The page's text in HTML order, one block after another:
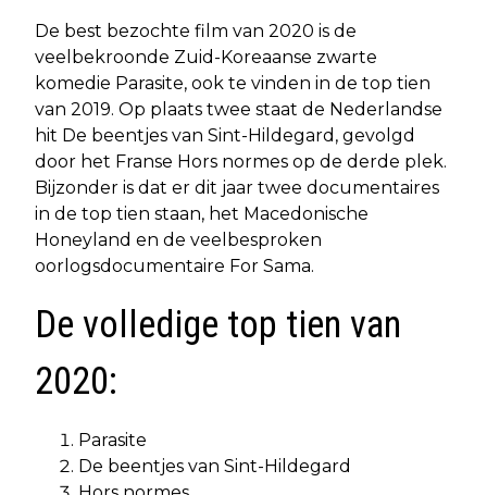
De best bezochte film van 2020 is de
veelbekroonde Zuid-Koreaanse zwarte
komedie Parasite, ook te vinden in de top tien
van 2019. Op plaats twee staat de Nederlandse
hit De beentjes van Sint-Hildegard, gevolgd
door het Franse Hors normes op de derde plek.
Bijzonder is dat er dit jaar twee documentaires
in de top tien staan, het Macedonische
Honeyland en de veelbesproken
oorlogsdocumentaire For Sama.
De volledige top tien van
2020:
Parasite
De beentjes van Sint-Hildegard